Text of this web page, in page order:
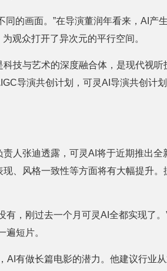
的画面。”在导演董润年看来，AI产
观众打开了异次元的平行空间。
技与艺术的深度融合体，是现代视
导演共创计划，可灵AI导演共创计
人张迪透露，可灵AI将于近期推出全
、风格一致性等方面将有大幅提升。
，刚过去一个月可灵AI全都实现了
短片。
有做长篇电影的潜力。他建议行业